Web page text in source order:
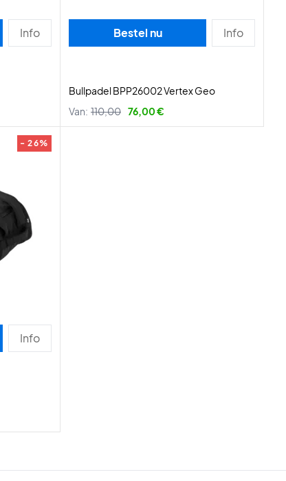
Info Bestel nu Info
Bullpadel BPP26002 Vertex Geo
Van: 110,00 76,00 €
- 26%
Info